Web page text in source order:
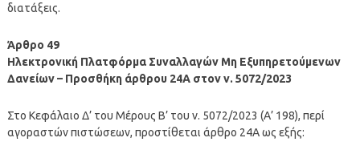
διατάξεις.
Άρθρο 49
Ηλεκτρονική Πλατφόρμα Συναλλαγών Μη Εξυπηρετούμενων
Δανείων – Προσθήκη άρθρου 24Α στον ν. 5072/2023
Στο Κεφάλαιο Δ’ του Μέρους Β’ του ν. 5072/2023 (Α’ 198), περί
αγοραστών πιστώσεων, προστίθεται άρθρο 24Α ως εξής: